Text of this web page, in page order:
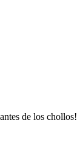
de los chollos!